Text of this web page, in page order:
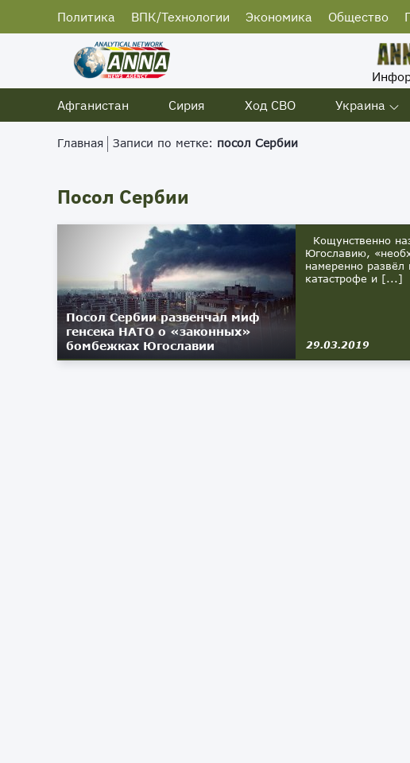
Политика ВПК/Технологии Экономика Общество
Афганистан
Сирия Ход СВО Украина
Главная Записи по метке: посол Сербии
Посол Сербии
Посол Сербии развенчал миф
генсека НАТО о «законных»
бомбежках Югославии
Кощунственно
Югославию,
намеренно развёл
катастрофе и [...]
29.03.2019